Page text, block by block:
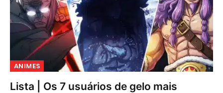
ANIMES
Lista | Os 7 usuários de gelo mais